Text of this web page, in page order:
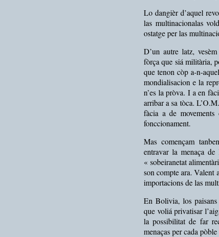
Lo dangièr d’aquel
las multinacionalas
ostatge per las
D’un autre latz,
fòrça que siá militària,
que tenon còp a-n-
mondialisacion e la
n’es la pròva. I a en
arribar a sa tòca.
fàcia a de
fonccionament.
Mas començam
entravar la menaça
« sobeiranetat
son compte ara. Valent
importacions de las
En Bolivia, los
que voliá privatisar
la possibilitat de far
menaças per cada